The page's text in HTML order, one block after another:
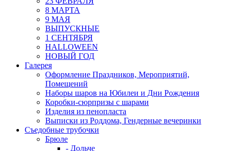
8 МАРТА
9 МАЯ
ВЫПУСКНЫЕ
1 СЕНТЯБРЯ
HALLOWEEN
НОВЫЙ ГОД
Галерея
Оформление Праздников, Мероприятий,
Помещений
Наборы шаров на Юбилеи и Дни Рождения
Коробки-сюрпризы с шарами
Изделия из пенопласта
Выписки из Роддома, Гендерные вечеринки
Съедобные трубочки
Брюле
- Дольче